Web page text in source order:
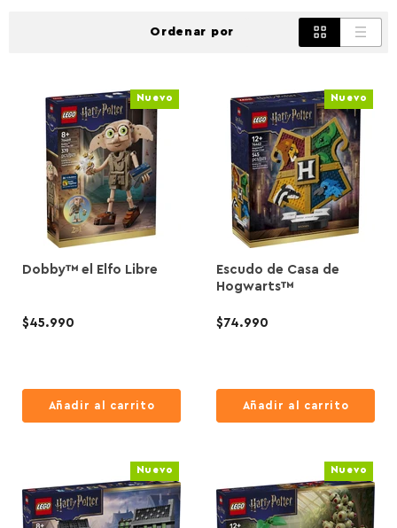
Ordenar por
Nuevo
Dobby™ el Elfo Libre
$45.990
Añadir al carrito
Nuevo
Escudo de Casa de
Hogwarts™
$74.990
Añadir al carrito
Nuevo Nuevo